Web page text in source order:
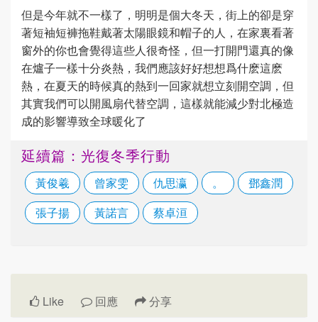
但是今年就不一樣了，明明是個大冬天，街上的卻是穿
著短袖短褲拖鞋戴著太陽眼鏡和帽子的人，在家裏看著
窗外的你也會覺得這些人很奇怪，但一打開門還真的像
在爐子一樣十分炎熱，我們應該好好想想爲什麽這麽
熱，在夏天的時候真的熱到一回家就想立刻開空調，但
其實我們可以開風扇代替空調，這樣就能減少對北極造
成的影響導致全球暖化了
延續篇：光復冬季行動
黃俊羲 曾家雯 仇思瀛 。
鄧鑫潤
張子揚
黃諾言 蔡卓洹
Like 回應 分享